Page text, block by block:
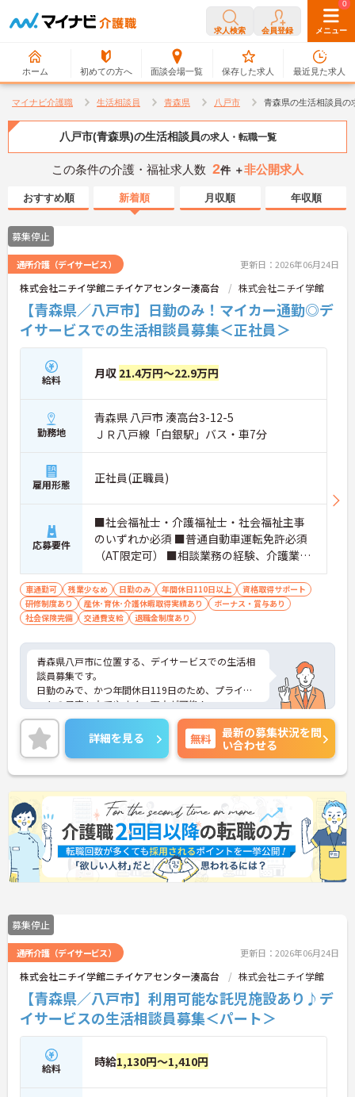
求人検索 会員登録 メニュー
ホーム 初めての方へ 面談会場一覧
0
保存した求人
0
最近見た求人
マイナビ介護職 生活相談員 青森県 八戸市 青森県の生活相談員の
八戸市(青森県)の生活相談員の求人・転職一覧
この条件の介護・福祉求人数 2件 ＋非公開求人
おすすめ順 新着順 月収順 年収順
募集停止
通所介護（デイサービス） 更新日：2026年06月24日
株式会社ニチイ学館ニチイケアセンター湊高台 株式会社ニチイ学館
【青森県／八戸市】日勤のみ！マイカー通勤◎デ
イサービスでの生活相談員募集＜正社員＞
給料 月収 21.4万円～22.9万円
勤務地
青森県 八戸市 湊高台3-12-5
ＪＲ八戸線「白銀駅」バス・車7分
雇用形態 正社員(正職員)
応募要件
■社会福祉士・介護福祉士・社会福祉主事
のいずれか必須 ■普通自動車運転免許必須
（AT限定可） ■相談業務の経験、介護業務
の経験必須 （※介護福祉士お持ちの方は介
護業務従事2年以上必須）
車通勤可 残業少なめ 日勤のみ 年間休日110日以上
資格取得サポート
研修制度あり
産休･育休･介護休暇取得実績あり
ボーナス・賞与あり
社会保険完備
交通費支給 退職金制度あり
青森県八戸市に位置する、デイサービスでの生活相
談員募集です。
日勤のみで、かつ年間休日119日のため、プライベ
ートの予定も立てやすく、両立が可能！
マイカー通勤◎のため通勤も楽々快適！
ご興味のある方はご面接のポイントをお伝えいたし
ますので、お気軽にご相談ください。
詳細を見る 無料
最新の募集状況を問
い合わせる
募集停止
通所介護（デイサービス） 更新日：2026年06月24日
株式会社ニチイ学館ニチイケアセンター湊高台 株式会社ニチイ学館
【青森県／八戸市】利用可能な託児施設あり♪デ
イサービスの生活相談員募集＜パート＞
給料 時給1,130円～1,410円